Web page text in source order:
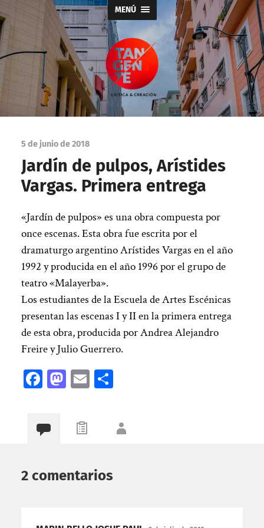
MENÚ
Tangente
5 de junio de 2018
Jardín de pulpos, Arístides
Vargas. Primera entrega
«Jardín de pulpos» es una obra compuesta por
once escenas. Esta obra fue escrita por el
dramaturgo argentino Arístides Vargas en el año
1992 y producida en el año 1996 por el grupo de
teatro «Malayerba».
Los estudiantes de la Escuela de Artes Escénicas
presentan las escenas I y II en la primera entrega
de esta obra, producida por Andrea Alejandro
Freire y Julio Guerrero.
Facebook
Mastodon
EmailCompartir
2 comentarios